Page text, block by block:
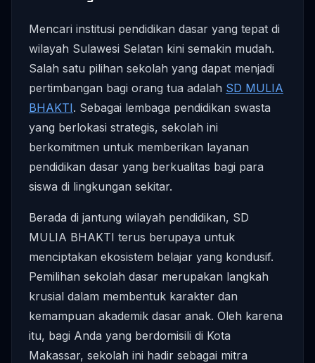
Mencari institusi pendidikan dasar yang tepat di
wilayah Sulawesi Selatan kini semakin mudah.
Salah satu pilihan sekolah yang dapat menjadi
pertimbangan bagi orang tua adalah SD MULIA
BHAKTI. Sebagai lembaga pendidikan swasta
yang berlokasi strategis, sekolah ini
berkomitmen untuk memberikan layanan
pendidikan dasar yang berkualitas bagi para
siswa di lingkungan sekitar.
Berada di jantung wilayah pendidikan, SD
MULIA BHAKTI terus berupaya untuk
menciptakan ekosistem belajar yang kondusif.
Pemilihan sekolah dasar merupakan langkah
krusial dalam membentuk karakter dan
kemampuan akademik dasar anak. Oleh karena
itu, bagi Anda yang berdomisili di Kota
Makassar, sekolah ini hadir sebagai mitra